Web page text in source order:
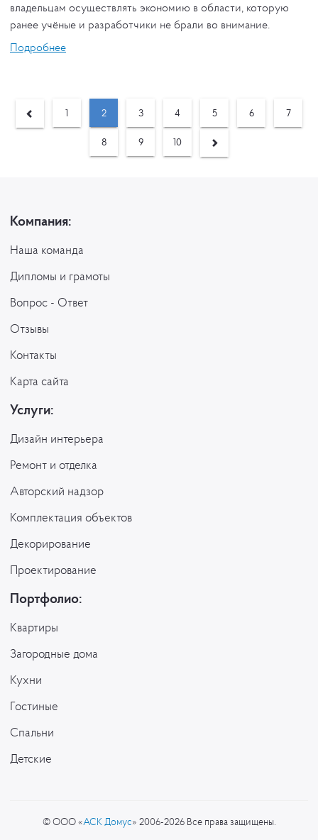
владельцам осуществлять экономию в области, которую
ранее учёные и разработчики не брали во внимание.
Подробнее
1 2 3 4 5 6 7
8 9 10
Компания:
Наша команда
Дипломы и грамоты
Вопрос - Ответ
Отзывы
Контакты
Карта сайта
Услуги:
Дизайн интерьера
Ремонт и отделка
Авторский надзор
Комплектация объектов
Декорирование
Проектирование
Портфолио:
Квартиры
Загородные дома
Кухни
Гостиные
Спальни
Детские
© ООО «АСК Домус» 2006-2026 Все права защищены.